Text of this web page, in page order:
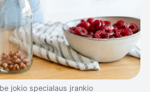
jokio specialaus įrankio